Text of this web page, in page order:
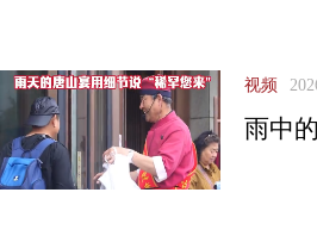
视频
雨中